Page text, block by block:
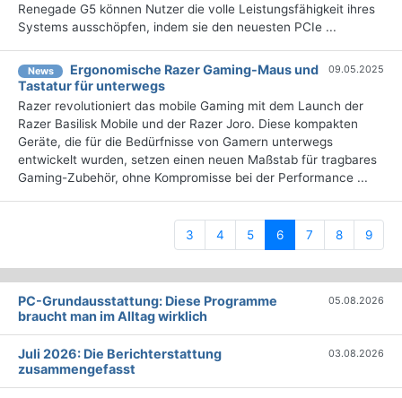
Renegade G5 können Nutzer die volle Leistungsfähigkeit ihres
Systems ausschöpfen, indem sie den neuesten PCIe ...
News
Ergonomische Razer Gaming-Maus und
Tastatur für unterwegs
09.05.2025
Razer revolutioniert das mobile Gaming mit dem Launch der
Razer Basilisk Mobile und der Razer Joro. Diese kompakten
Geräte, die für die Bedürfnisse von Gamern unterwegs
entwickelt wurden, setzen einen neuen Maßstab für tragbares
Gaming-Zubehör, ohne Kompromisse bei der Performance ...
3 4 5 6(current)
7 8 9
PC-Grundausstattung: Diese Programme
braucht man im Alltag wirklich
05.08.2026
Juli 2026: Die Bericht­erstattung
zusammengefasst
03.08.2026